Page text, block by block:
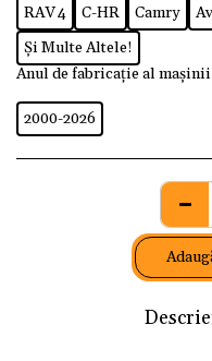
RAV 4
C-HR Camry
Și Multe Altele!
Anul de fabricație al
2000-2026